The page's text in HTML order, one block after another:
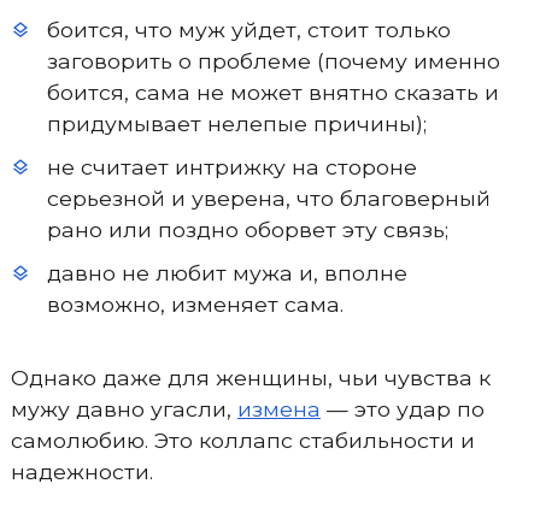
боится, что муж уйдет, стоит только
заговорить о проблеме (почему именно
боится, сама не может внятно сказать и
придумывает нелепые причины);
не считает интрижку на стороне
серьезной и уверена, что благоверный
рано или поздно оборвет эту связь;
давно не любит мужа и, вполне
возможно, изменяет сама.
Однако даже для женщины, чьи чувства к
мужу давно угасли, измена — это удар по
самолюбию. Это коллапс стабильности и
надежности.